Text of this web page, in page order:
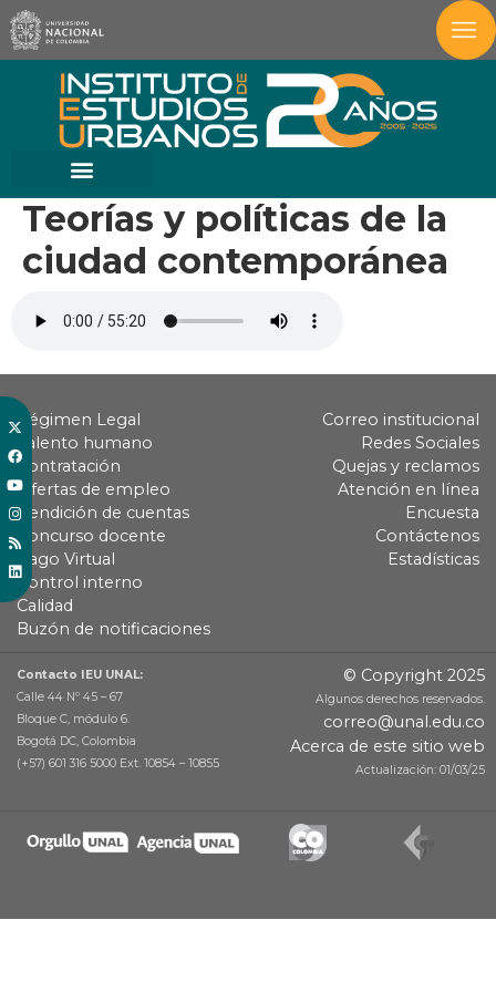
Teorías y políticas de la
ciudad contemporánea
Régimen Legal
Talento humano
Contratación
Ofertas de empleo
Rendición de cuentas
Concurso docente
Pago Virtual
Control interno
Calidad
Buzón de notificaciones
Correo institucional
Redes Sociales
Quejas y reclamos
Atención en línea
Encuesta
Contáctenos
Estadísticas
Contacto IEU UNAL:
Calle 44 Nº 45 – 67
Bloque C, módulo 6.
Bogotá DC, Colombia
(+57) 601 316 5000 Ext. 10854 – 10855
© Copyright 2025
Algunos derechos reservados.
correo@unal.edu.co
Acerca de este sitio web
Actualización: 01/03/25